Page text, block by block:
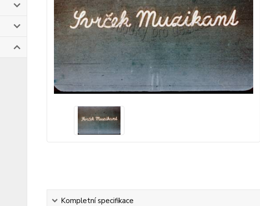
Kompletní specifikace